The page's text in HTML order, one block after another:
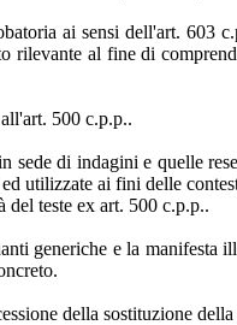
ai sensi dell'art.
al fine di
500 c.p.p..
di indagini e quelle
ai fini delle
teste ex art. 500 c.p.p..
generiche e la manifesta
della sostituzione